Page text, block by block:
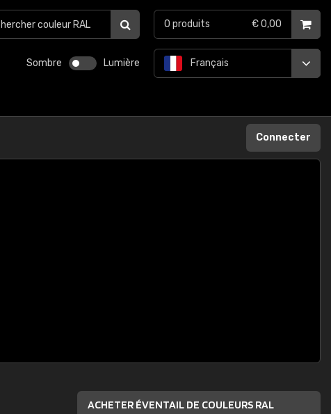
Sombre Lumière Français
0 produits € 0,00
Connecter
ACHETER ÉVENTAIL DE COULEURS RAL